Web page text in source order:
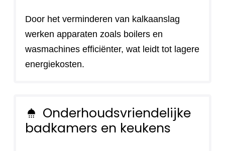
Door het verminderen van kalkaanslag
werken apparaten zoals boilers en
wasmachines efficiënter, wat leidt tot lagere
energiekosten.
shower
Onderhoudsvriendelijke
badkamers en keukens